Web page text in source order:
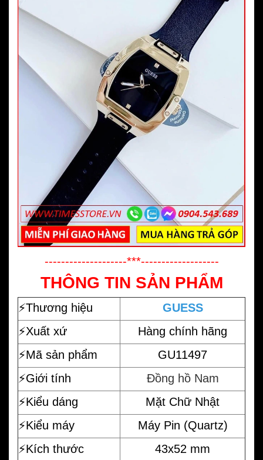
--------------------***-------------------
THÔNG TIN SẢN PHẨM
⚡️Thương hiệu
GUESS
⚡️Xuất xứ
Hàng chính hãng
⚡️Mã sản phẩm
GU11497
⚡️Giới tính
Đồng hồ Nam
⚡️Kiểu dáng
Mặt Chữ Nhật
⚡️Kiểu máy
Máy Pin (Quartz)
⚡️Kích thước
43x52 mm